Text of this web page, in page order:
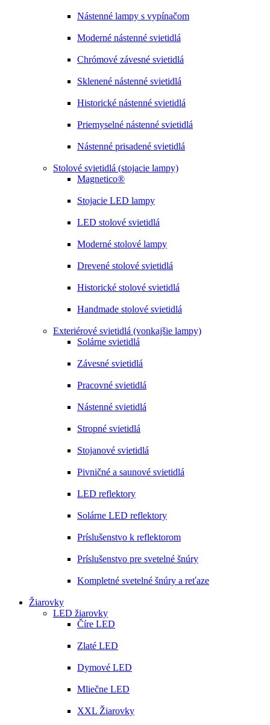
Nástenné lampy s vypínačom
Moderné nástenné svietidlá
Chrómové závesné svietidlá
Sklenené nástenné svietidlá
Historické nástenné svietidlá
Priemyselné nástenné svietidlá
Nástenné prisadené svietidlá
Stolové svietidlá (stojacie lampy)
Magnetico®
Stojacie LED lampy
LED stolové svietidlá
Moderné stolové lampy
Drevené stolové svietidlá
Historické stolové svietidlá
Handmade stolové svietidlá
Exteriérové svietidlá (vonkajšie lampy)
Solárne svietidlá
Závesné svietidlá
Pracovné svietidlá
Nástenné svietidlá
Stropné svietidlá
Stojanové svietidlá
Pivničné a saunové svietidlá
LED reflektory
Solárne LED reflektory
Príslušenstvo k reflektorom
Príslušenstvo pre svetelné šnúry
Kompletné svetelné šnúry a reťaze
Žiarovky
LED žiarovky
Číre LED
Zlaté LED
Dymové LED
Mliečne LED
XXL Žiarovky